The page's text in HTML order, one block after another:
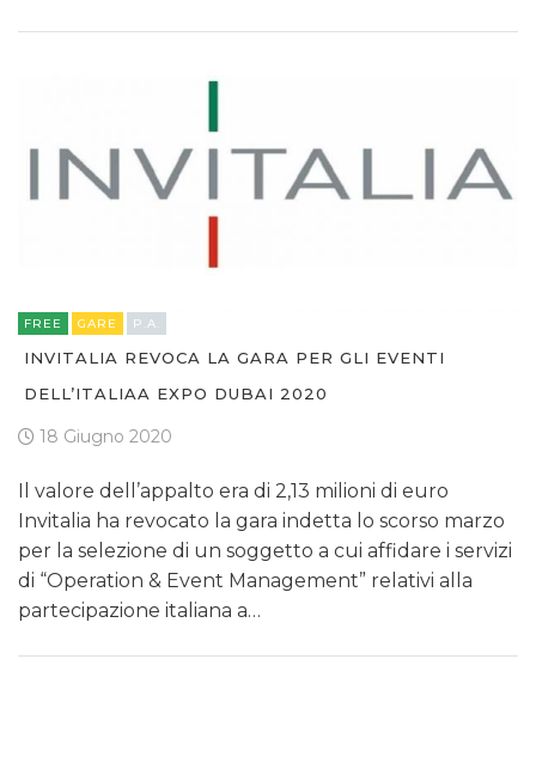
FREE GARE P.A.
INVITALIA REVOCA LA GARA PER GLI EVENTI
DELL’ITALIAA EXPO DUBAI 2020
18 Giugno 2020
Il valore dell’appalto era di 2,13 milioni di euro
Invitalia ha revocato la gara indetta lo scorso marzo
per la selezione di un soggetto a cui affidare i servizi
di “Operation & Event Management” relativi alla
partecipazione italiana a…